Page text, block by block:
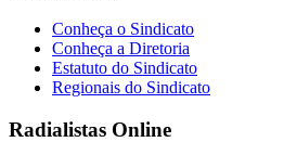
Conheça o Sindicato
Conheça a Diretoria
Estatuto do Sindicato
Regionais do Sindicato
Radialistas Online